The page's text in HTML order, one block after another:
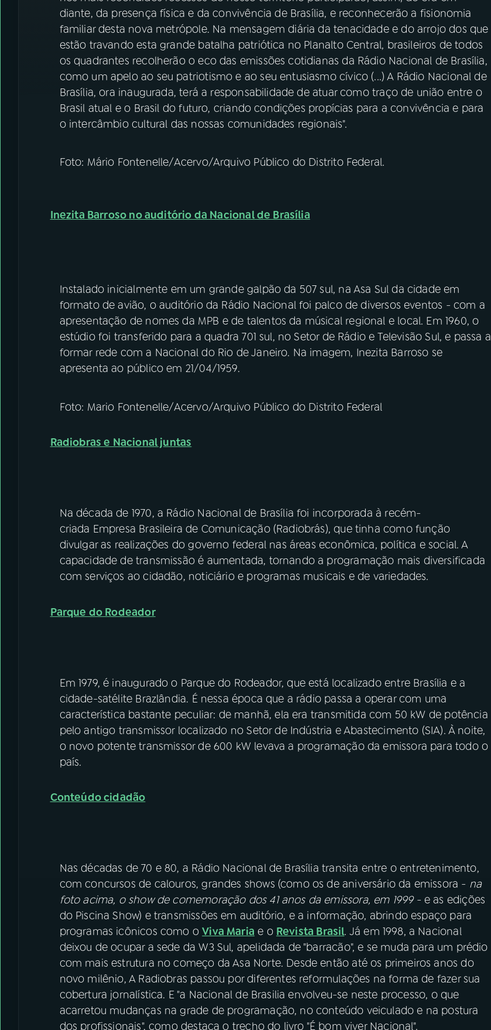
diante, da presença física e da convivência de Brasília, e reconhecerão a fisionomia
familiar desta nova metrópole. Na mensagem diária da tenacidade e do arrojo dos que
estão travando esta grande batalha patriótica no Planalto Central, brasileiros de todos
os quadrantes recolherão o eco das emissões cotidianas da Rádio Nacional de Brasília,
como um apelo ao seu patriotismo e ao seu entusiasmo cívico (...) A Rádio Nacional de
Brasília, ora inaugurada, terá a responsabilidade de atuar como traço de união entre o
Brasil atual e o Brasil do futuro, criando condições propícias para a convivência e para
o intercâmbio cultural das nossas comunidades regionais".
Foto: Mário Fontenelle/Acervo/Arquivo Público do Distrito Federal.
Inezita Barroso no auditório da Nacional de Brasília
Instalado inicialmente em um grande galpão da 507 sul, na Asa Sul da cidade em
formato de avião, o auditório da Rádio Nacional foi palco de diversos eventos - com a
apresentação de nomes da MPB e de talentos da músical regional e local. Em 1960, o
estúdio foi transferido para a quadra 701 sul, no Setor de Rádio e Televisão Sul, e passa a
formar rede com a Nacional do Rio de Janeiro. Na imagem, Inezita Barroso se
apresenta ao público em 21/04/1959.
Foto: Mario Fontenelle/Acervo/Arquivo Público do Distrito Federal
Radiobras e Nacional juntas
Na década de 1970, a Rádio Nacional de Brasília foi incorporada à recém-
criada Empresa Brasileira de Comunicação (Radiobrás), que tinha como função
divulgar as realizações do governo federal nas áreas econômica, política e social. A
capacidade de transmissão é aumentada, tornando a programação mais diversificada
com serviços ao cidadão, noticiário e programas musicais e de variedades.
Parque do Rodeador
Em 1979, é inaugurado o Parque do Rodeador, que está localizado entre Brasília e a
cidade-satélite Brazlândia. É nessa época que a rádio passa a operar com uma
característica bastante peculiar: de manhã, ela era transmitida com 50 kW de potência
pelo antigo transmissor localizado no Setor de Indústria e Abastecimento (SIA). À noite,
o novo potente transmissor de 600 kW levava a programação da emissora para todo o
país.
Conteúdo cidadão
Nas décadas de 70 e 80, a Rádio Nacional de Brasília transita entre o entretenimento,
com concursos de calouros, grandes shows (como os de aniversário da emissora - na
foto acima, o show de comemoração dos 41 anos da emissora, em 1999- e as edições
do Piscina Show) e transmissões em auditório, e a informação, abrindo espaço para
programas icônicos como oViva Maria e o Revista Brasil. Já em 1998, a Nacional
deixou de ocupar a sede da W3 Sul, apelidada de "barracão", e se muda para um prédio
com mais estrutura no começo da Asa Norte. Desde então até os primeiros anos do
novo milênio, A Radiobras passou por diferentes reformulações na forma de fazer sua
cobertura jornalística. E "a Nacional de Brasilia envolveu-se neste processo, o que
acarretou mudanças na grade de programação, no conteúdo veiculado e na postura
dos profissionais", como destaca o trecho do livro "É bom viver Nacional".